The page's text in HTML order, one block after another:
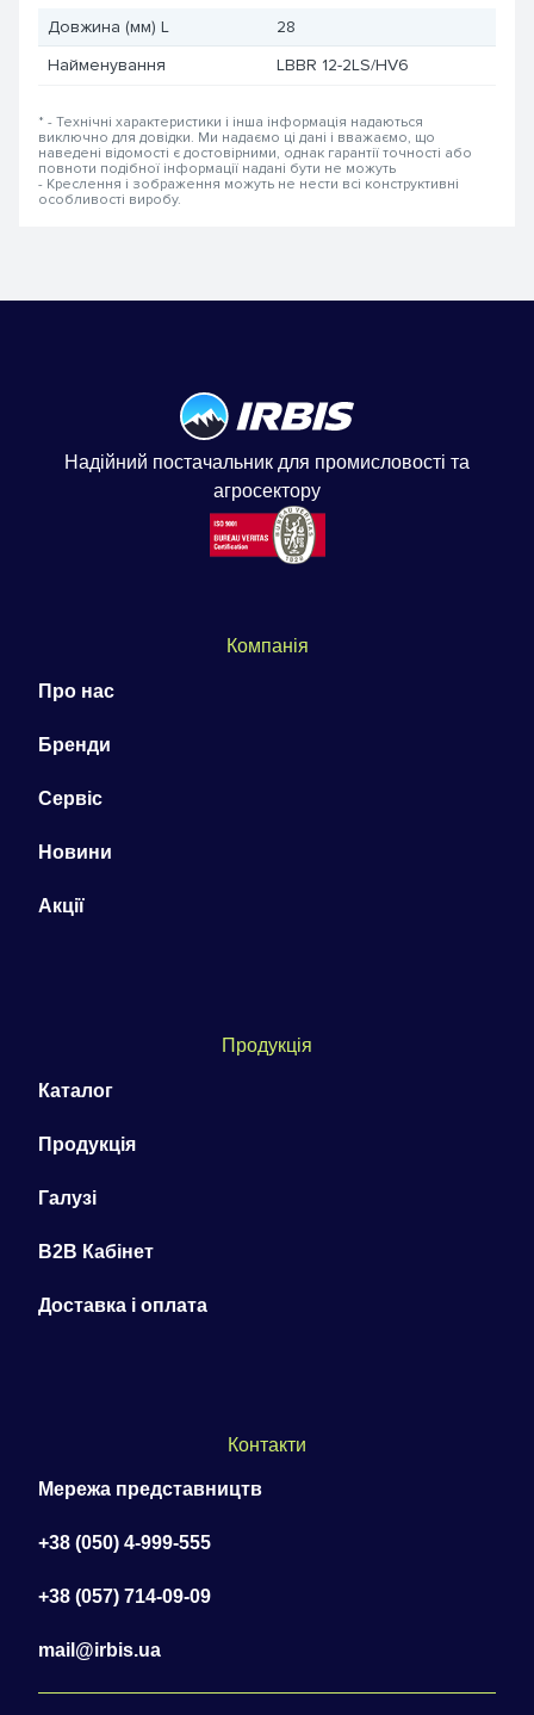
Довжина (мм) L
28
Найменування
LBBR 12-2LS/HV6
* - Технічні характеристики і інша інформація надаються
виключно для довідки. Ми надаємо ці дані і вважаємо, що
наведені відомості є достовірними, однак гарантії точності або
повноти подібної інформації надані бути не можуть
- Креслення і зображення можуть не нести всі конструктивні
особливості виробу.
Надійний постачальник для промисловості та
агросектору
Компанія
Про нас
Бренди
Сервіс
Новини
Акції
Продукція
Каталог
Продукція
Галузі
B2B Кабінет
Доставка і оплата
Контакти
Мережа представництв
+38 (050) 4-999-555
+38 (057) 714-09-09
mail@irbis.ua